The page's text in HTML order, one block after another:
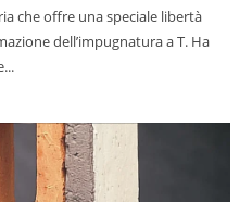
che offre una speciale libertà
dell’impugnatura a T. Ha